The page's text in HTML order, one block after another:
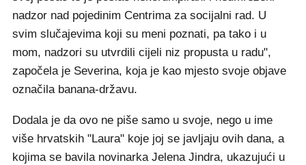
nadzor nad pojedinim Centrima za socijalni rad. U
svim slučajevima koji su meni poznati, pa tako i u
mom, nadzori su utvrdili cijeli niz propusta u radu",
započela je Severina, koja je kao mjesto svoje objave
označila banana-državu.
Dodala je da ovo ne piše samo u svoje, nego u ime
više hrvatskih "Laura" koje joj se javljaju ovih dana, a
kojima se bavila novinarka Jelena Jindra, ukazujući u